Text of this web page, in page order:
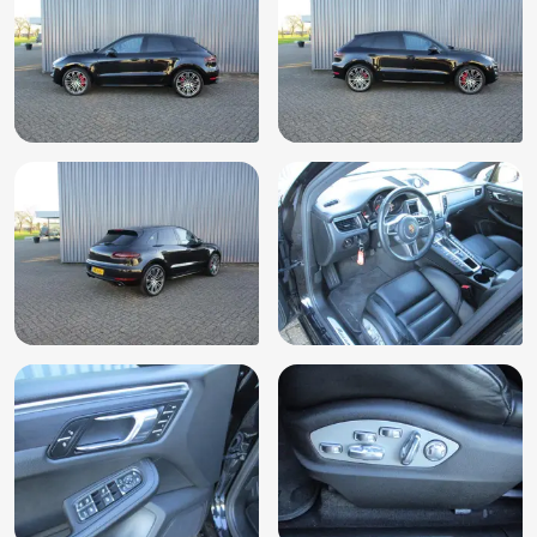
Navigatiesysteem full map
Parkeer assistent
Parkeer pakket
Parkeersensor voor en achter
Regensensor
Rijstrooksensor
Ruitensproeiers/wisserbladen verwarmbaar
Schakelpaddles
Side-skirts
Sportstoelen
Sportstuur
Sport uitlaat
Start/stop systeem
Stuur leder
Stuur multifunctioneel
Trekhaak elektrisch uitklapbaar